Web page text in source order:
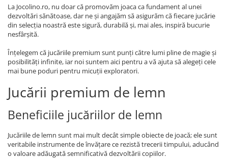
La Jocolino.ro, nu doar că promovăm joaca ca fundament al unei
dezvoltări sănătoase, dar ne și angajăm să asigurăm că fiecare jucărie
din selecția noastră este sigură, durabilă și, mai ales, inspiră bucurie
nesfârșită.
Înțelegem că jucăriile premium sunt punți către lumi pline de magie și
posibilități infinite, iar noi suntem aici pentru a vă ajuta să alegeți cele
mai bune poduri pentru micuții exploratori.
Jucării premium de lemn
Beneficiile jucăriilor de lemn
Jucăriile de lemn sunt mai mult decât simple obiecte de joacă; ele sunt
veritabile instrumente de învățare ce rezistă trecerii timpului, aducând
o valoare adăugată semnificativă dezvoltării copiilor.